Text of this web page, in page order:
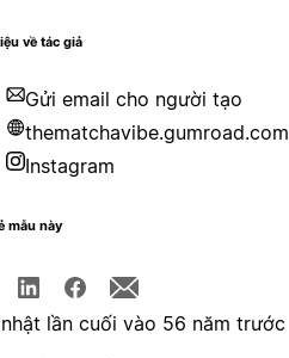
về tác giả
Gửi email cho người tạo
thematchavibe.gumroad.com
Instagram
mẫu này
lần cuối vào 56 năm trước